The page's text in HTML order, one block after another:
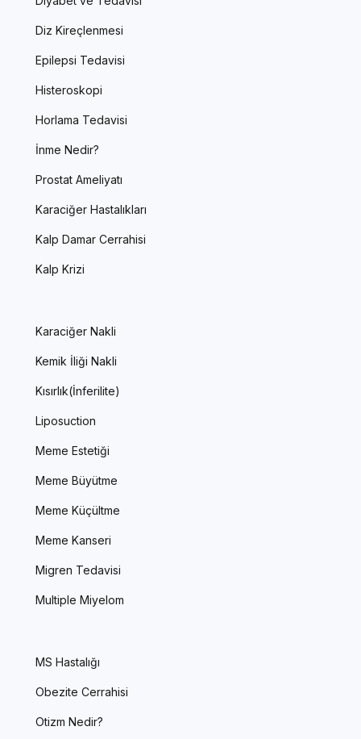
Diz Kireçlenmesi
Epilepsi Tedavisi
Histeroskopi
Horlama Tedavisi
İnme Nedir?
Prostat Ameliyatı
Karaciğer Hastalıkları
Kalp Damar Cerrahisi
Kalp Krizi
Karaciğer Nakli
Kemik İliği Nakli
Kısırlık(İnferilite)
Liposuction
Meme Estetiği
Meme Büyütme
Meme Küçültme
Meme Kanseri
Migren Tedavisi
Multiple Miyelom
MS Hastalığı
Obezite Cerrahisi
Otizm Nedir?